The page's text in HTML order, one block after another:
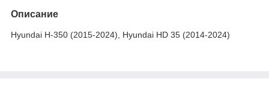
Описание
Hyundai H-350 (2015-2024), Hyundai HD 35 (2014-2024)